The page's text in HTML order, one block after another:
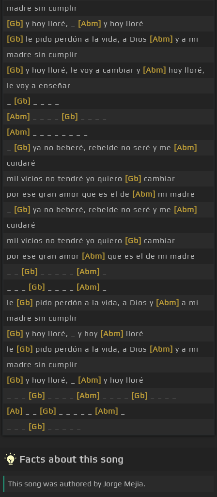
madre sin cumplir
[Gb] y hoy lloré, _ [Abm] y hoy lloré
[Gb] le pido perdón a la vida, a Dios [Abm] y a mi
madre sin cumplir
[Gb] y hoy lloré, le voy a cambiar y [Abm] hoy lloré,
le voy a enseñar
[Gb]
[Abm]
[Gb]
[Abm]
[Gb] ya no beberé, rebelde no seré y me [Abm]
cuidaré
mil vicios no tendré yo quiero [Gb] cambiar
por ese gran amor que es el de [Abm] mi madre
[Gb] ya no beberé, rebelde no seré y me [Abm]
cuidaré
mil vicios no tendré yo quiero [Gb] cambiar
por ese gran amor [Abm] que es el de mi madre
[Gb] [Abm]
[Gb] [Abm]
le [Gb] pido perdón a la vida, a Dios y [Abm] a mi
madre sin cumplir
[Gb] y hoy lloré, _ y hoy [Abm] lloré
le [Gb] pido perdón a la vida, a Dios [Abm] y a mi
madre sin cumplir
[Gb] y hoy lloré, _ [Abm] y hoy lloré
[Gb] [Abm] [Gb]
[Ab]
[Gb] [Abm]
[Gb]
Facts about this song
This song was authored by Jorge Mejia.